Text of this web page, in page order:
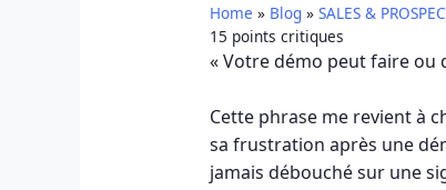
Home » Blog» SALES &
15 points critiques
« Votre démo peut faire ou
Cette phrase me revient à
sa frustration après une
jamais débouché sur une